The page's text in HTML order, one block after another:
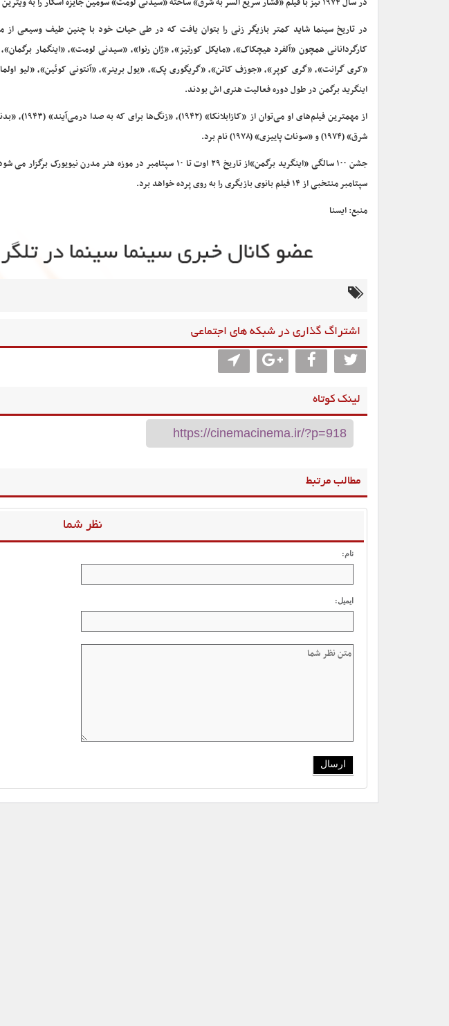
در تاریخ سینما شاید کمتر بازیگر زنی را بتوان یافت که در طی حیات خود با چنین طیف وسیعی
کارگردانانی همچون «آلفرد هیچکاک»، «مایکل کورتیز»، «ژان رنوا»، «سیدنی لومت»، «اینگمار
«کری گرانت»، «گری کوپر»، «جوزف کاتن»، «گریگوری پک»، «یول برینر»، «آنتونی کوئین»، «لیو
اینگرید برگمن در طول دوره فعالیت هنری اش بودند.
شرق» (۱۹۷۴) و «سونات پاییزی» (۱۹۷۸) نام برد.
سپتامبر منتخبی از ۱۴ فیلم بانوی بازیگری را به روی پرده خواهد برد.
منبع: ایسنا
اشتراگ گذاری در شبکه های اجتماعی
لینک کوتاه
مطالب مرتبط
نظر شما
نام:
ایمیل: